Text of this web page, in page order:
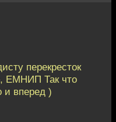
перекресток
ЕМНИП Так что
и вперед )